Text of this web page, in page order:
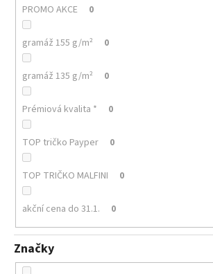
PROMO AKCE 0
gramáž 155 g/m² 0
gramáž 135 g/m² 0
Prémiová kvalita * 0
TOP tričko Payper 0
TOP TRIČKO MALFINI 0
akční cena do 31.1. 0
Značky